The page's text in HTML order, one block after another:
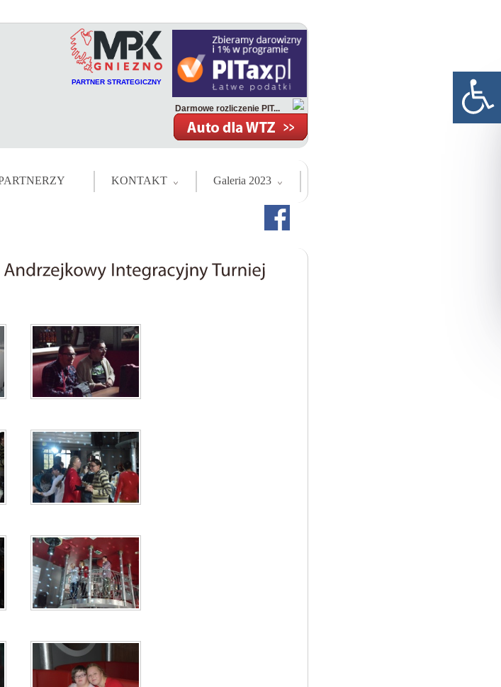
PARTNER STRATEGICZNY
Darmowe rozliczenie PIT...
KONTAKT Galeria 2023